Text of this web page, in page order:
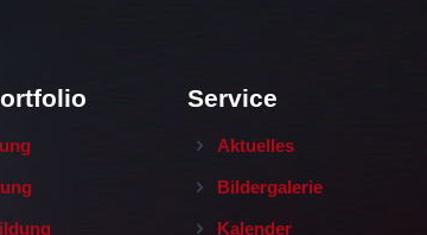
Service
Aktuelles
Bildergalerie
Kalender